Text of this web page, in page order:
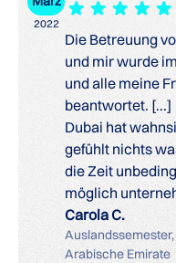
2022
Die Betreuung
und mir wurde
und alle meine
beantwortet. [...]
Dubai hat
gefühlt nichts
die Zeit
möglich
Carola C.
Arabische Emirate